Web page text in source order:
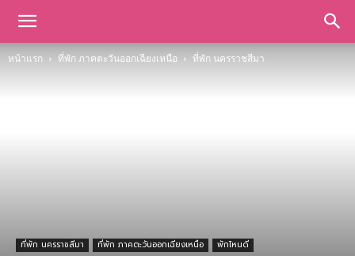
หน้าแรก ที่พัก ภาคตะวันออกเฉียงเหนือ ที่พัก นครราชสีมา
ที่พัก นครราชสีมา ที่พัก ภาคตะวันออกเฉียงเหนือ พักไหนดี